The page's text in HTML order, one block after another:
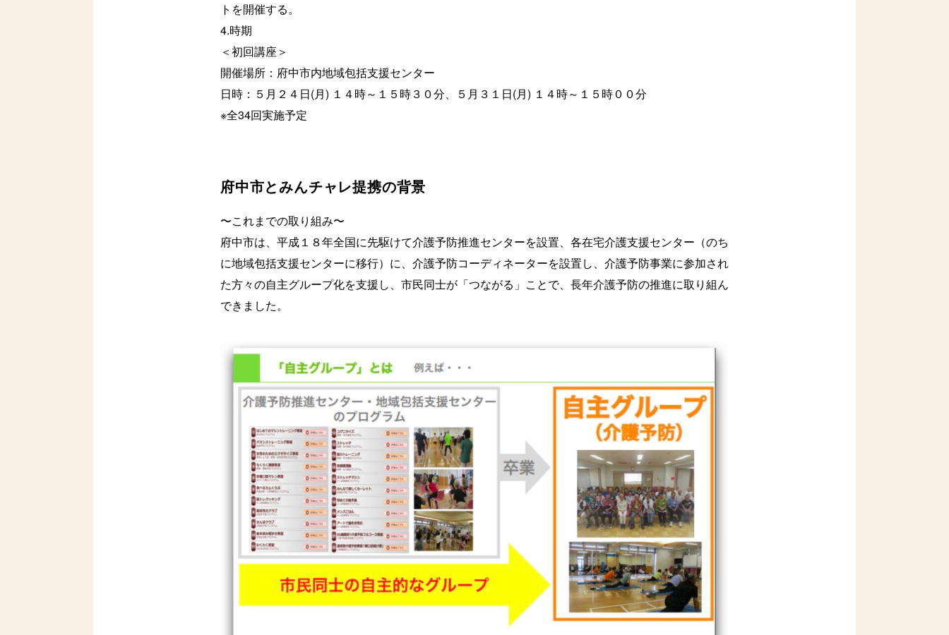
トを開催する。
4.時期
＜初回講座＞
開催場所：府中市内地域包括支援センター
日時：５月２４日(月) １４時～１５時３０分、５月３１日(月) １４時～１５時００分
※全34回実施予定
府中市とみんチャレ提携の背景
〜これまでの取り組み〜
府中市は、平成１８年全国に先駆けて介護予防推進センターを設置、各在宅介護支援センター（のち
に地域包括支援センターに移行）に、介護予防コーディネーターを設置し、介護予防事業に参加され
た方々の自主グループ化を支援し、市民同士が「つながる」ことで、長年介護予防の推進に取り組ん
できました。